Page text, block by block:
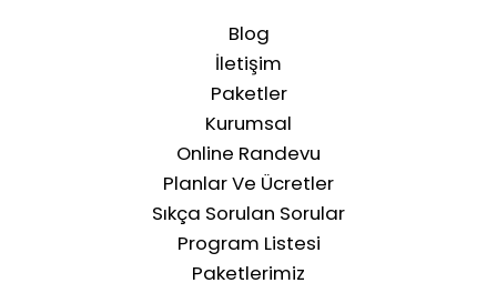
Blog
İletişim
Paketler
Kurumsal
Online Randevu
Planlar Ve Ücretler
Sıkça Sorulan Sorular
Program Listesi
Paketlerimiz